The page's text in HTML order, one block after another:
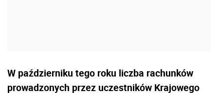
W październiku tego roku liczba rachunków
prowadzonych przez uczestników Krajowego